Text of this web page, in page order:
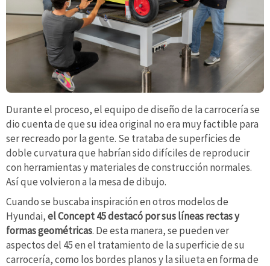
Durante el proceso, el equipo de diseño de la carrocería se
dio cuenta de que su idea original no era muy factible para
ser recreado por la gente. Se trataba de superficies de
doble curvatura que habrían sido difíciles de reproducir
con herramientas y materiales de construcción normales.
Así que volvieron a la mesa de dibujo.
Cuando se buscaba inspiración en otros modelos de
Hyundai,el Concept 45 destacó por sus líneas rectas y
formas geométricas. De esta manera, se pueden ver
aspectos del 45 en el tratamiento de la superficie de su
carrocería, como los bordes planos y la silueta en forma de